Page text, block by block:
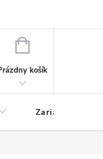
NÁKUPNÝ
košík
Zariadenia na